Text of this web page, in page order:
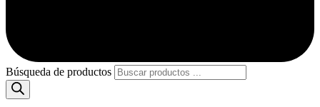
Búsqueda de productos